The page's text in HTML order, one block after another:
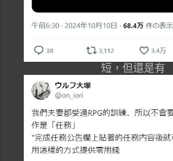
短，但還是有